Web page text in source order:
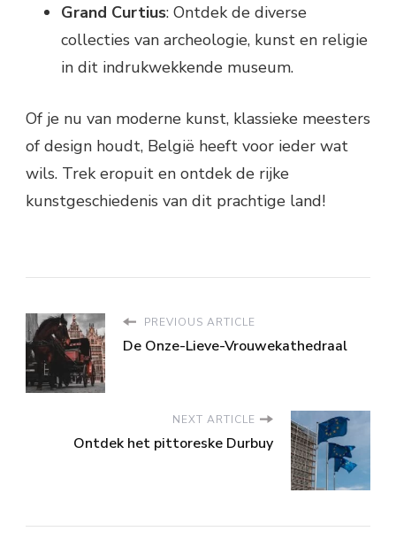
Grand Curtius: Ontdek de diverse
collecties van archeologie, kunst en religie
in dit indrukwekkende museum.
Of je nu van moderne kunst, klassieke meesters
of design houdt, België heeft voor ieder wat
wils. Trek eropuit en ontdek de rijke
kunstgeschiedenis van dit prachtige land!
PREVIOUS ARTICLE
De Onze-Lieve-Vrouwekathedraal
NEXT ARTICLE
Ontdek het pittoreske Durbuy